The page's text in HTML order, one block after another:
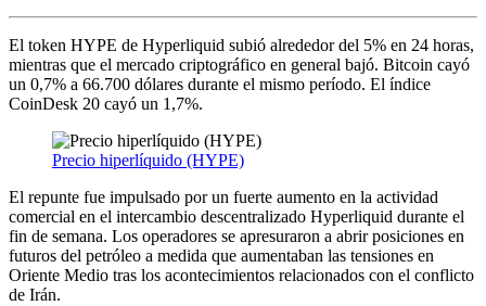
El token HYPE de Hyperliquid subió alrededor del 5% en 24 horas,
mientras que el mercado criptográfico en general bajó. Bitcoin cayó
un 0,7% a 66.700 dólares durante el mismo período. El índice
CoinDesk 20 cayó un 1,7%.
Precio hiperlíquido (HYPE)
El repunte fue impulsado por un fuerte aumento en la actividad
comercial en el intercambio descentralizado Hyperliquid durante el
fin de semana. Los operadores se apresuraron a abrir posiciones en
futuros del petróleo a medida que aumentaban las tensiones en
Oriente Medio tras los acontecimientos relacionados con el conflicto
de Irán.